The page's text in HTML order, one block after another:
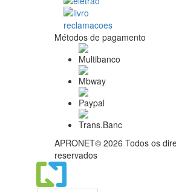
Métodos de pagamento
APRONET© 2026 Todos os
reservados